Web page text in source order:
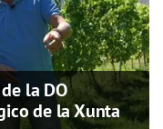
la DO
de la Xunta